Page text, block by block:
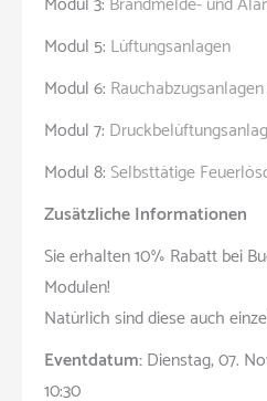
Modul 5: Lüftungsanlagen
Modul 6:
Modul 7:
Modul 8:Selbsttätige
Zusätzliche Informationen
Sie erhalten 10% Rabatt bei
Modulen!
Natürlich sind diese auch
Eventdatum:Dienstag, 07.
10:30